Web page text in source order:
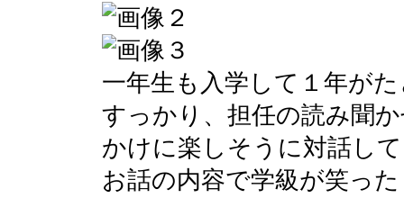
一年生も入学して１年が
すっかり、担任の読み聞
かけに楽しそうに対話し
お話の内容で学級が笑っ